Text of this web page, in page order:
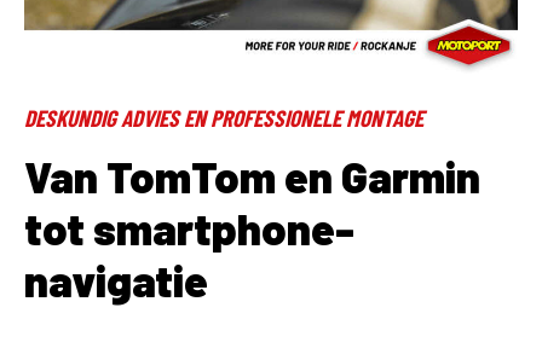
DESKUNDIG ADVIES EN PROFESSIONELE MONTAGE
Van TomTom en Garmin
tot smartphone-
navigatie